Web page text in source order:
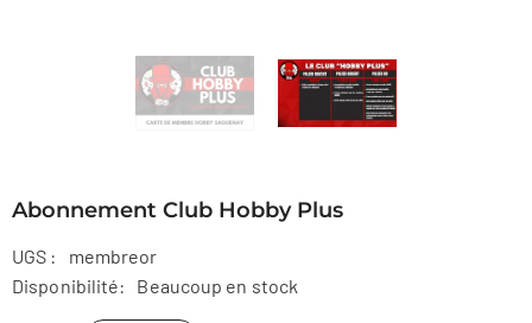
Abonnement Club Hobby Plus
UGS :
membreor
Disponibilité:
Beaucoup en stock